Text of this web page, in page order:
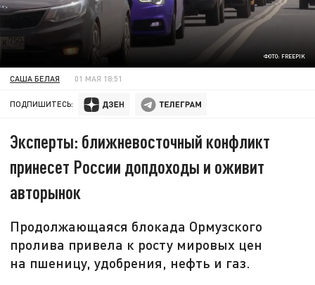
ФОТО: FREEPIK
САША БЕЛАЯ 01 МАЯ 18:51
ПОДПИШИТЕСЬ:
Эксперты: ближневосточный конфликт
принесет России допдоходы и оживит
авторынок
Продолжающаяся блокада Ормузского
пролива привела к росту мировых цен
на пшеницу, удобрения, нефть и газ.